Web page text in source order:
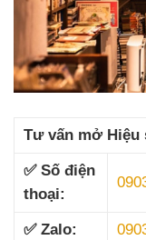
Tư vấn mở Hiệu
✅ Số điện
thoại:
✅ Zalo: